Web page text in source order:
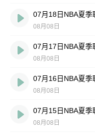
07月18日NBA夏季
08月08日
07月17日NBA夏季
08月08日
07月16日NBA夏季
08月08日
07月15日NBA夏季
08月08日